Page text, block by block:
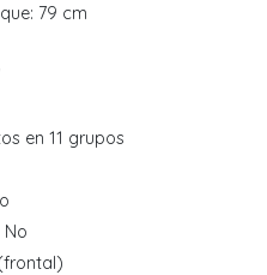
79 cm
en 11 grupos
No